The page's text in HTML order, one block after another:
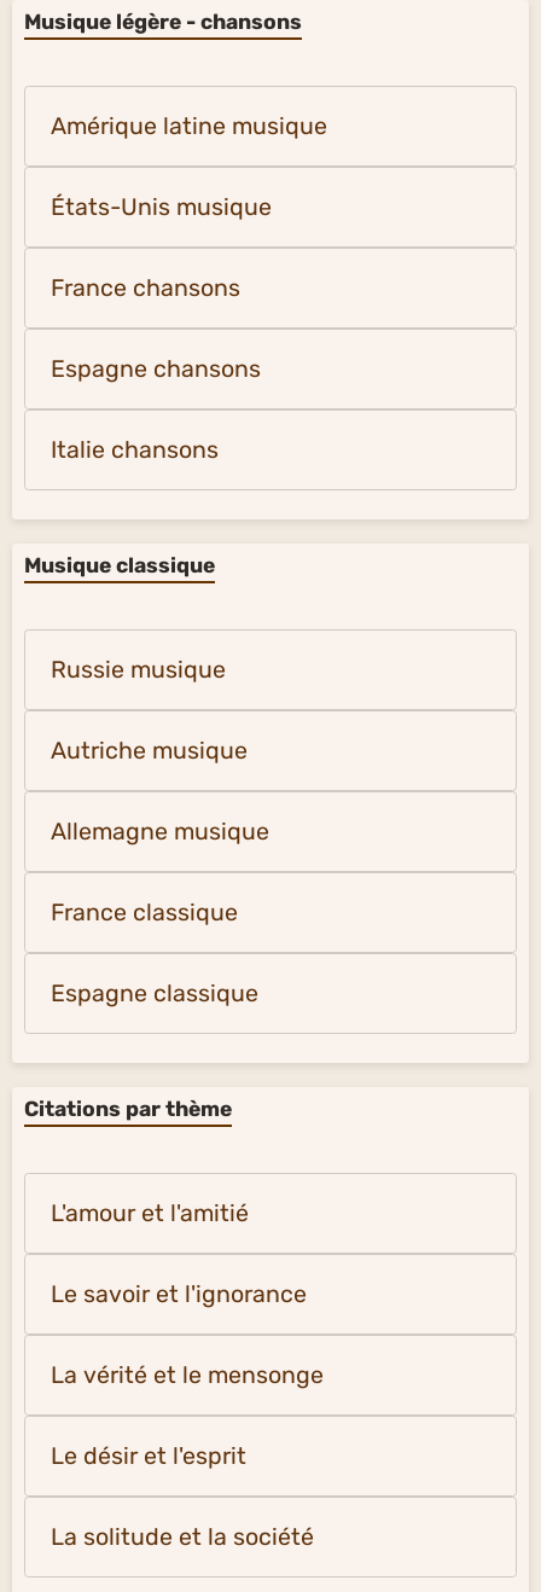
Musique légère - chansons
Amérique latine musique
États-Unis musique
France chansons
Espagne chansons
Italie chansons
Musique classique
Russie musique
Autriche musique
Allemagne musique
France classique
Espagne classique
Citations par thème
L'amour et l'amitié
Le savoir et l'ignorance
La vérité et le mensonge
Le désir et l'esprit
La solitude et la société